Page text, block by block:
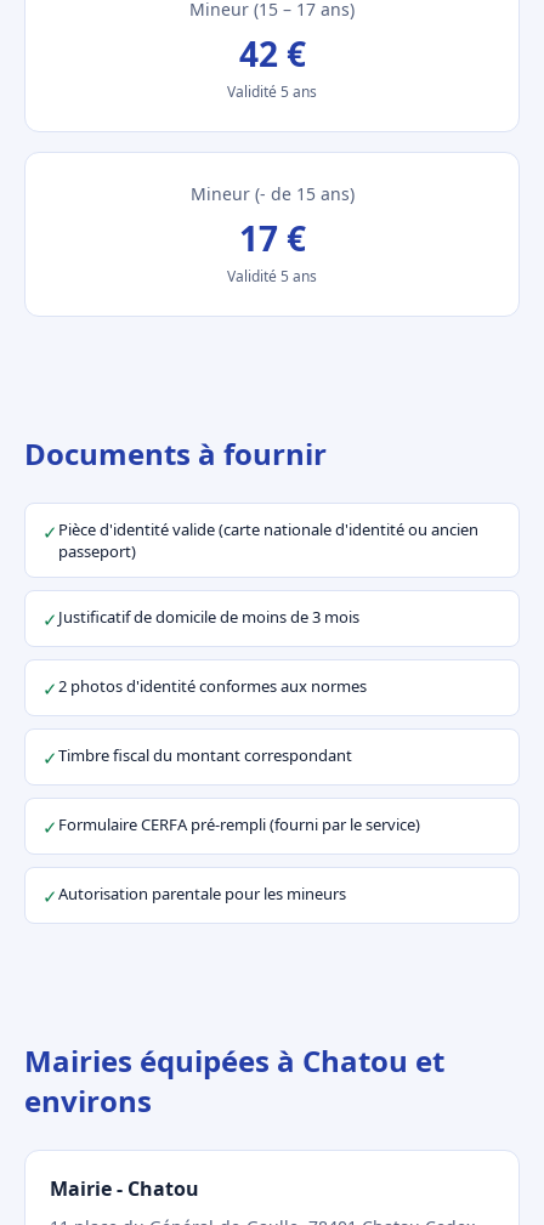
Mineur (15 – 17 ans)
42 €
Validité 5 ans
Mineur (- de 15 ans)
17 €
Validité 5 ans
Documents à fournir
✓ Pièce d'identité valide (carte nationale d'identité ou ancien
passeport)
✓Justificatif de domicile de moins de 3 mois
✓2 photos d'identité conformes aux normes
✓Timbre fiscal du montant correspondant
✓ Formulaire CERFA pré-rempli (fourni par le service)
✓Autorisation parentale pour les mineurs
Mairies équipées à Chatou et
environs
Mairie - Chatou